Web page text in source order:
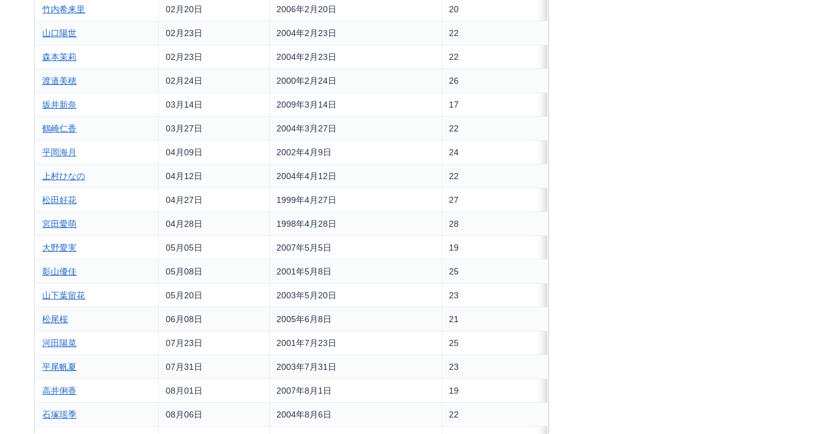
竹内希来里 02月20日 2006年2月20日 20
山口陽世 02月23日 2004年2月23日 22
森本茉莉 02月23日 2004年2月23日 22
渡邉美穂 02月24日 2000年2月24日 26
坂井新奈 03月14日 2009年3月14日 17
鶴崎仁香 03月27日 2004年3月27日 22
平岡海月 04月09日 2002年4月9日 24
上村ひなの 04月12日 2004年4月12日 22
松田好花 04月27日 1999年4月27日 27
宮田愛萌 04月28日 1998年4月28日 28
大野愛実 05月05日 2007年5月5日 19
影山優佳 05月08日 2001年5月8日 25
山下葉留花 05月20日 2003年5月20日 23
松尾桜 06月08日 2005年6月8日 21
河田陽菜 07月23日 2001年7月23日 25
平尾帆夏 07月31日 2003年7月31日 23
高井俐香 08月01日 2007年8月1日 19
石塚瑶季 08月06日 2004年8月6日 22